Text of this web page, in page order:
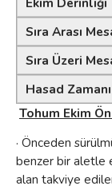
Sıra Arası
Sıra Üzeri
Hasad Zamanı
Tohum Ekim
· Önceden
benzer bir aletle
alan takviye